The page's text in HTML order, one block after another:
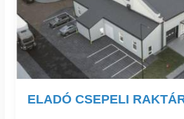
ELADÓ CSEPELI